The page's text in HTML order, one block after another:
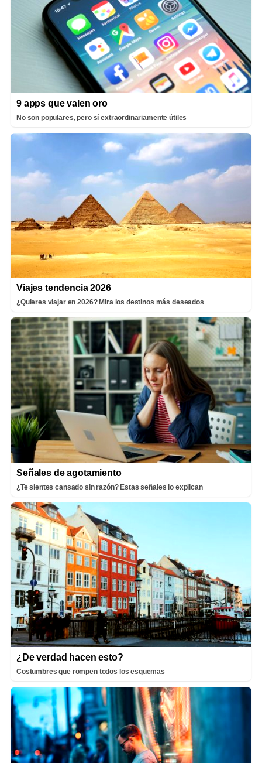
9 apps que valen oro
No son populares, pero sí extraordinariamente útiles
Viajes tendencia 2026
¿Quieres viajar en 2026? Mira los destinos más deseados
Señales de agotamiento
¿Te sientes cansado sin razón? Estas señales lo explican
¿De verdad hacen esto?
Costumbres que rompen todos los esquemas